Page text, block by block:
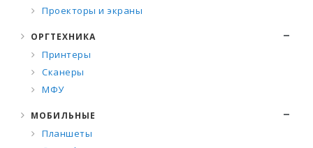
Проекторы и экраны
ОРГТЕХНИКА
Принтеры
Сканеры
МФУ
МОБИЛЬНЫЕ
Планшеты